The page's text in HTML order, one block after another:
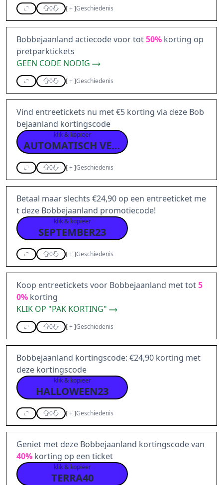
0 [+]Geschiedenis
Bobbejaanland actiecode voor tot50% korting op
pretparktickets
GEEN CODE NODIG
0 [+]Geschiedenis
Vind entreetickets nu met €5 korting via deze Bob
bejaanland kortingscode
klik & kopieer
AUTOMATISCH VERWERKT
0 [+]Geschiedenis
Betaal maar slechts €24,90 op een entreeticket me
t deze Bobbejaanland promotiecode!
klik & kopieer
SEPTEMBER23
0 [+]Geschiedenis
Koop entreetickets voor Bobbejaanland met tot5
0% korting
KLIK OP "PAK KORTING"
0 [+]Geschiedenis
Bobbejaanland kortingscode: €24,90 korting met
deze kortingscode
klik & kopieer
HALLOWEEN23
0 [+]Geschiedenis
Geniet met deze Bobbejaanland kortingscode van
40% korting op een ticket
klik & kopieer
TERRA40